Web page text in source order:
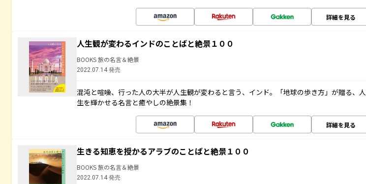
詳細を見る
人生観が変わるインドのことばと絶景１００
BOOKS 旅の名言＆絶景
2022.07.14 発売
混沌と喧噪、行った人の大半が人生観が変わると言う、インド。「地球の歩き方」が贈る、人
生を輝かせる名言と癒やしの絶景集！
詳細を見る
生きる知恵を授かるアラブのことばと絶景１００
BOOKS 旅の名言＆絶景
2022.07.14 発売